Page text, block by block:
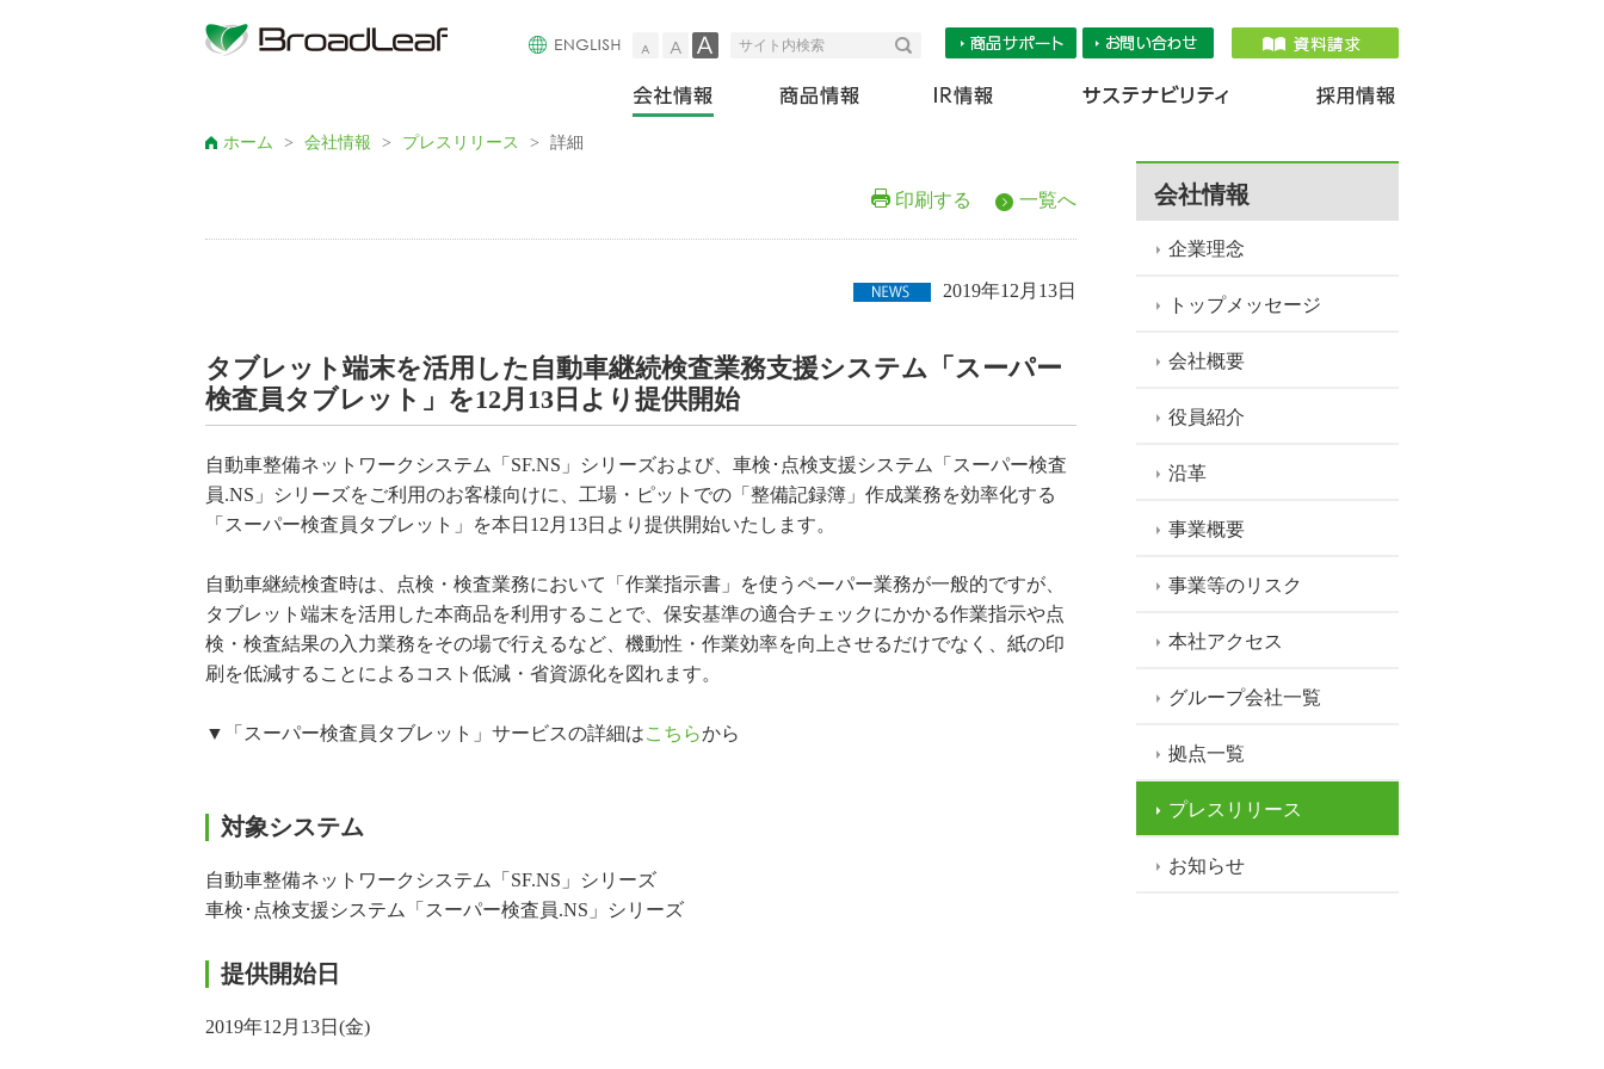
小 大
サイト内検索 検索
ホーム
> 会社情報 > プレスリリース > 詳細
印刷する 一覧へ
2019年12月13日
タブレット端末を活用した自動車継続検査業務支援システム「スーパー
検査員タブレット」を12月13日より提供開始
自動車整備ネットワークシステム「SF.NS」シリーズおよび、車検･点検支援システム「スーパー検査
員.NS」シリーズをご利用のお客様向けに、工場・ピットでの「整備記録簿」作成業務を効率化する
「スーパー検査員タブレット」を本日12月13日より提供開始いたします。
自動車継続検査時は、点検・検査業務において「作業指示書」を使うペーパー業務が一般的ですが、
タブレット端末を活用した本商品を利用することで、保安基準の適合チェックにかかる作業指示や点
検・検査結果の入力業務をその場で行えるなど、機動性・作業効率を向上させるだけでなく、紙の印
刷を低減することによるコスト低減・省資源化を図れます。
▼「スーパー検査員タブレット」サービスの詳細はこちらから
対象システム
自動車整備ネットワークシステム「SF.NS」シリーズ
車検･点検支援システム「スーパー検査員.NS」シリーズ
提供開始日
2019年12月13日(金)
会社情報
企業理念
トップメッセージ
会社概要
役員紹介
沿革
事業概要
事業等のリスク
本社アクセス
グループ会社一覧
拠点一覧
プレスリリース
お知らせ